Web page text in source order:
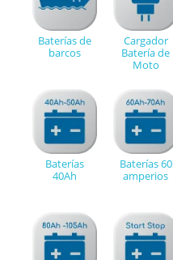
Baterías de
barcos
Cargador
Batería de
Moto
Baterías
40Ah
Baterías 60
amperios